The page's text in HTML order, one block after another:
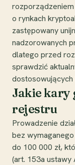
o rynkach
zastępowany
nadzorowanych
dlatego przed
sprawdzić
dostosowujących
Jakie kary
rejestru
Prowadzenie
bez
do 100 000 zł,
(art. 153a ustawy